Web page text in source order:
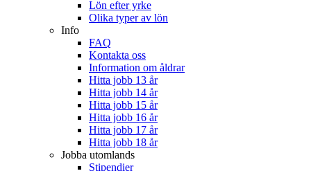
Lön efter yrke
Olika typer av lön
Info
FAQ
Kontakta oss
Information om åldrar
Hitta jobb 13 år
Hitta jobb 14 år
Hitta jobb 15 år
Hitta jobb 16 år
Hitta jobb 17 år
Hitta jobb 18 år
Jobba utomlands
Stipendier